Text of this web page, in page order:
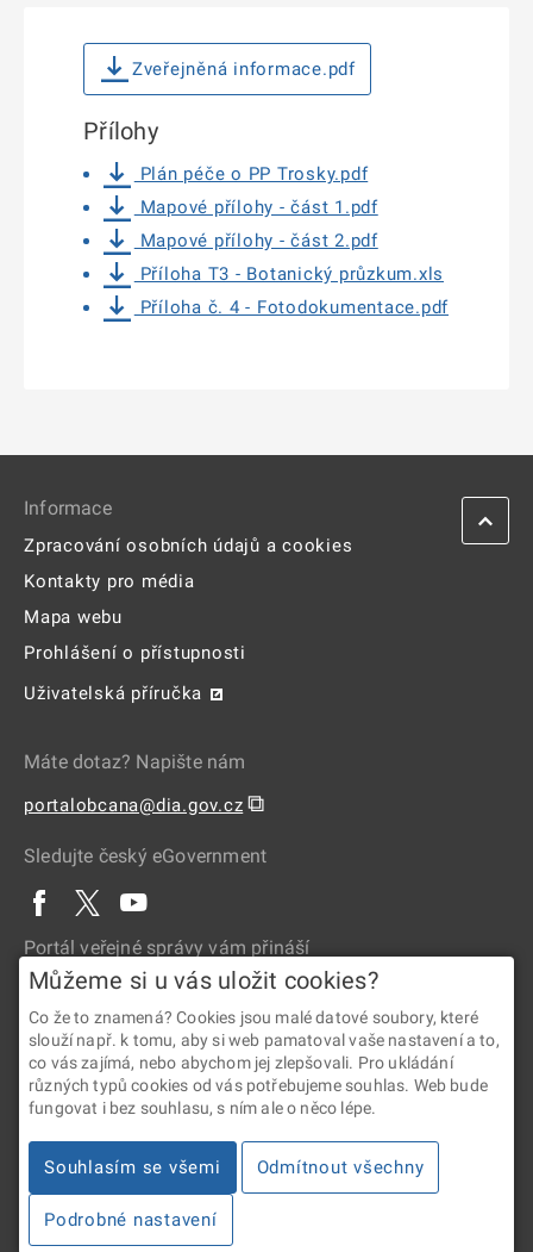
Zveřejněná informace.pdf
Přílohy
Plán péče o PP Trosky.pdf
Mapové přílohy - část 1.pdf
Mapové přílohy - část 2.pdf
Příloha T3 - Botanický průzkum.xls
Příloha č. 4 - Fotodokumentace.pdf
Informace
Zpracování osobních údajů a cookies
Kontakty pro média
Mapa webu
Prohlášení o přístupnosti
Uživatelská příručka
Máte dotaz? Napište nám
portalobcana@dia.gov.cz ⧉
Sledujte český eGovernment
Portál veřejné správy vám přináší
2026 © Digitální a informační agentura • Informace jsou poskytovány
v souladu se zákonem č. 106/1999 Sb., o svobodném přístupu
k informacím.
Můžeme si u vás uložit cookies?
Co že to znamená? Cookies jsou malé datové soubory, které
slouží např. k tomu, aby si web pamatoval vaše nastavení a to,
co vás zajímá, nebo abychom jej zlepšovali. Pro ukládání
různých typů cookies od vás potřebujeme souhlas. Web bude
fungovat i bez souhlasu, s ním ale o něco lépe.
Souhlasím se všemi Odmítnout všechny
Podrobné nastavení